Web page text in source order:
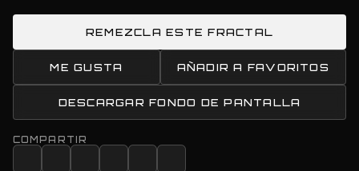
REMEZCLA ESTE FRACTAL
ME GUSTA AÑADIR A FAVORITOS
DESCARGAR FONDO DE PANTALLA
COMPARTIR